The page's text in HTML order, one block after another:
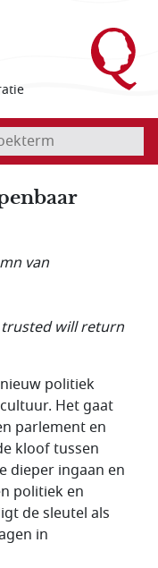
zoekterm
van
will return
politiek
Het gaat
parlement en
kloof tussen
dieper ingaan en
politiek en
de sleutel als
in